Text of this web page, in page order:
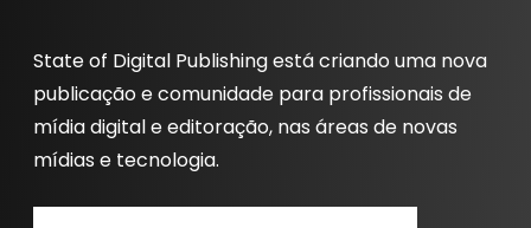
State of Digital Publishing está criando uma nova
publicação e comunidade para profissionais de
mídia digital e editoração, nas áreas de novas
mídias e tecnologia.